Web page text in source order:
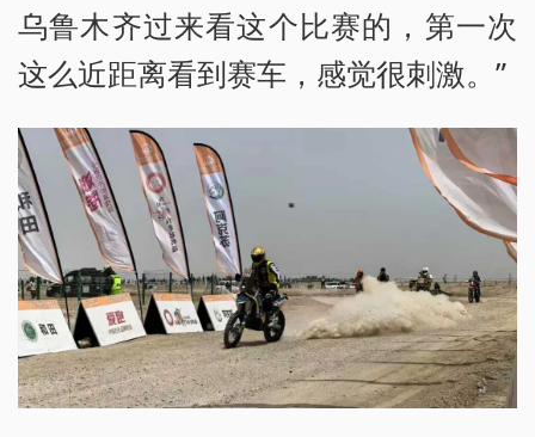
乌鲁木齐过来看这个比赛的，第一次
这么近距离看到赛车，感觉很刺激。”